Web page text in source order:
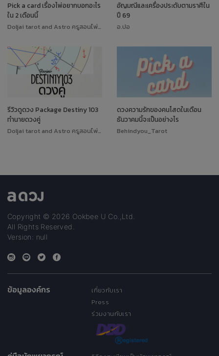
Pick a card เรื่องไพ่อยากบอกอะไร
ใน 2 เดือนนี้
Doljai tarot and Astro ครูสอนไพ่ทาโรต์
อัญมณีและเครื่องประดับตามราศีใน
ปี 69
อ.ปอ
รีวิวดูดวง Package Destiny 103
ทำนายดวงคู่
Doljai tarot and Astro ครูสอนไพ่ทาโรต์
ดวงความรักของคนโสดในเดือน
ธันวาคมนี้จะเป็นอย่างไร
Behindyou_Tarot
Copyright © 2026 Ookbee U Co.,Ltd.
All Rights Reserved.
Version: null
ข้อมูลองค์กร
เกี่ยวกับเรา
Press
ร่วมงานกับเรา